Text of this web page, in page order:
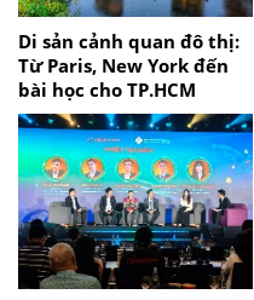
Di sản cảnh quan đô thị:
Từ Paris, New York đến
bài học cho TP.HCM